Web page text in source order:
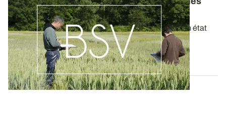
derniers BSV de votre région
Ces bulletins, publiés chaque semaine, dressent un état
des lieux exhaustif des cultures...
19 MAI 2026